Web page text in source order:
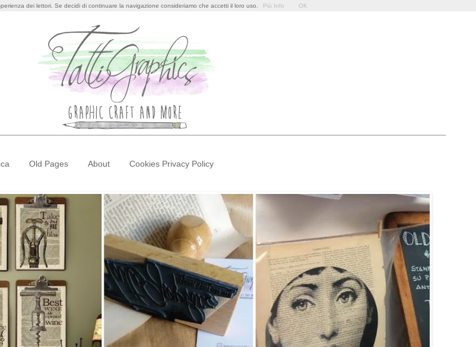
Old Pages About Cookies Privacy Policy
dei lettori. Se decidi di continuare la navigazione consideriamo che accetti il loro uso. Più Info OK